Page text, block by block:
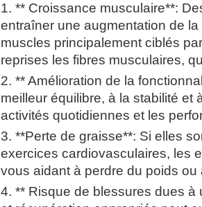
1. ** Croissance musculaire**:
entraîner une augmentation de
muscles principalement ciblés
reprises les fibres musculaires,
2. ** Amélioration de la
meilleur équilibre, à la stabilité et
activités quotidiennes et les
3. **Perte de graisse**: Si elles
exercices cardiovasculaires, les
vous aidant à perdre du poids
4. ** Risque de blessures dues